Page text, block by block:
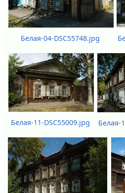
Белая-04-DSC55748.jpg
Белая-11-DSC55009.jpg